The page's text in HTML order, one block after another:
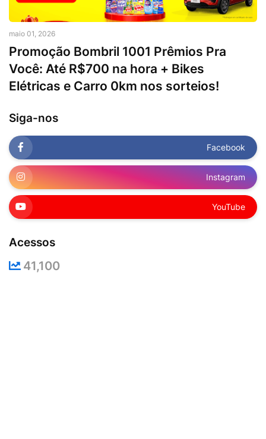
maio 01, 2026
Promoção Bombril 1001 Prêmios Pra
Você: Até R$700 na hora + Bikes
Elétricas e Carro 0km nos sorteios!
Siga-nos
Facebook
Instagram
YouTube
Acessos
41,100